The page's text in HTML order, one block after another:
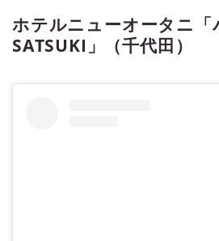
ホテルニューオータニ「
SATSUKI」（千代田）